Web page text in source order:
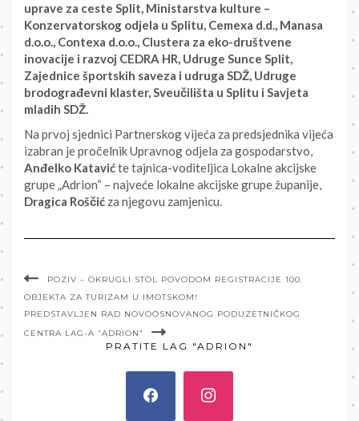
uprave za ceste Split, Ministarstva kulture –
Konzervatorskog odjela u Splitu, Cemexa d.d., Manasa
d.o.o., Contexa d.o.o., Clustera za eko-društvene
inovacije i razvoj CEDRA HR, Udruge Sunce Split,
Zajednice športskih saveza i udruga SDŽ, Udruge
brodograđevni klaster, Sveučilišta u Splitu i Savjeta
mladih SDŽ.
Na prvoj sjednici Partnerskog vijeća za predsjednika vijeća
izabran je pročelnik Upravnog odjela za gospodarstvo,
Anđelko Katavićte tajnica-voditeljica Lokalne akcijske
grupe „Adrion“ – najveće lokalne akcijske grupe županije,
Dragica Roščić za njegovu zamjenicu.
POZIV – OKRUGLI STOL POVODOM REGISTRACIJE 100.
OBJEKTA ZA TURIZAM U IMOTSKOM!
PREDSTAVLJEN RAD NOVOOSNOVANOG PODUZETNIČKOG
CENTRA LAG-A “ADRION”
PRATITE LAG "ADRION"